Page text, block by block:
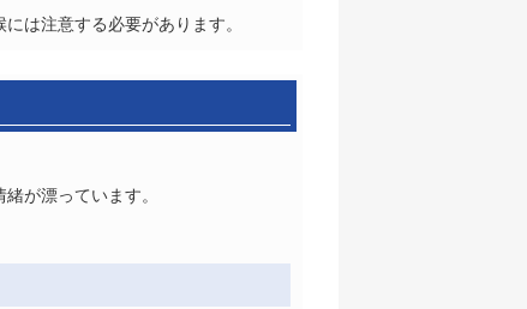
は注意する必要があります。
が漂っています。